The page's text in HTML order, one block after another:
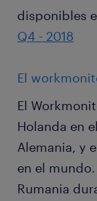
disponibles
Q4 - 2018
El
El
Holanda en
Alemania, y
en el
Rumania